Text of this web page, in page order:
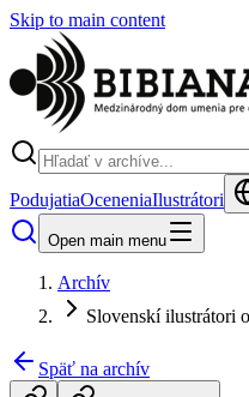
Skip to main content
PodujatiaOceneniaIlustrátori
Open main menu
Archív
Slovenskí ilustrátori
Späť na archív